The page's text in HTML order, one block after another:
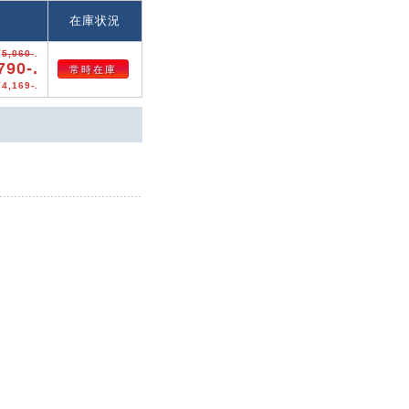
在庫状況
5,060-.
.
.
常時在庫